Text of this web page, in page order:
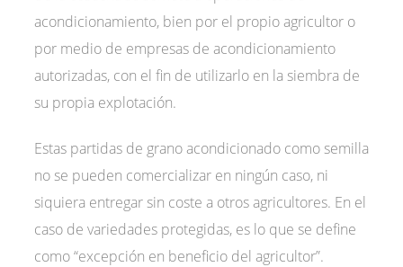
acondicionamiento, bien por el propio agricultor o
por medio de empresas de acondicionamiento
autorizadas, con el fin de utilizarlo en la siembra de
su propia explotación.
Estas partidas de grano acondicionado como semilla
no se pueden comercializar en ningún caso, ni
siquiera entregar sin coste a otros agricultores. En el
caso de variedades protegidas, es lo que se define
como “excepción en beneficio del agricultor”.